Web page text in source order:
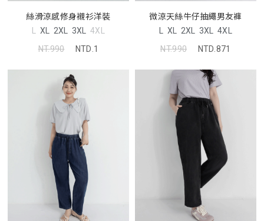
絲滑涼感修身襯衫洋裝
L XL 2XL 3XL 4XL
NT.990
NTD.1
微涼天絲牛仔抽繩男友褲
L XL 2XL 3XL 4XL
NT.990
NTD.871